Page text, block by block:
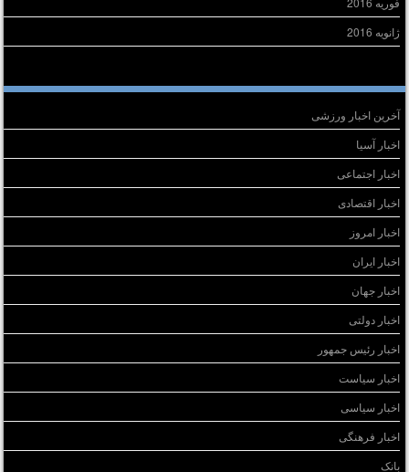
ژانویه 2016
آخرین اخبار ورزشی
اخبار آسیا
اخبار اجتماعی
اخبار اقتصادی
اخبار امروز
اخبار ایران
اخبار جهان
اخبار دولتی
اخبار رئیس جمهور
اخبار سیاست
اخبار سیاسی
اخبار فرهنگی
بانک